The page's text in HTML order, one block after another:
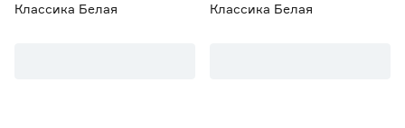
Классика Белая
Классика Белая